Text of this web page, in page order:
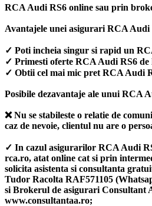
RCA Audi RS6 online sau prin
Avantajele unei asigurari RCA Audi
✓ Poti incheia singur si rapid un
✓ Primesti oferte RCA Audi RS6
✓ Obtii cel mai mic pret RCA Audi
Posibile dezavantaje ale unui RCA
❌ Nu se stabileste o relatie de
caz de nevoie, clientul nu are o
✓ In cazul asigurarilor RCA Audi
rca.ro, atat online cat si prin
solicita asistenta si consultanta
Tudor Racolta RAF571105
si Brokerul de asigurari Consultant
www.consultantaa.ro;